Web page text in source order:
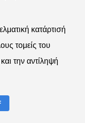
κατάρτισή
τομείς του
την αντίληψή